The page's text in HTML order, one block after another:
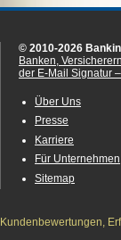
© 2010-2026
Banken,
der E-Mail Signatur
Über Uns
Presse
Karriere
Für Unternehmen
Sitemap
Kundenbewertungen,